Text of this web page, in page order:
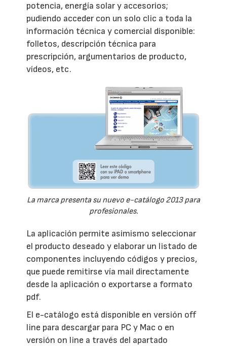
potencia, energía solar y accesorios;
pudiendo acceder con un solo clic a toda la
información técnica y comercial disponible:
folletos, descripción técnica para
prescripción, argumentarios de producto,
vídeos, etc.
La marca presenta su nuevo e-catálogo 2013 para
profesionales.
La aplicación permite asimismo seleccionar
el producto deseado y elaborar un listado de
componentes incluyendo códigos y precios,
que puede remitirse vía mail directamente
desde la aplicación o exportarse a formato
pdf.
El e-catálogo está disponible en versión off
line para descargar para PC y Mac o en
versión on line a través del apartado